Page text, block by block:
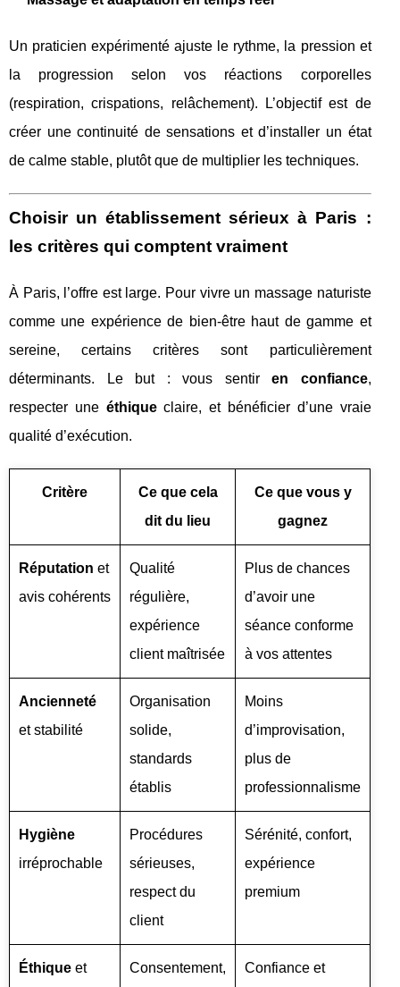
Un praticien expérimenté ajuste le rythme, la pression et
la progression selon vos réactions corporelles
(respiration, crispations, relâchement). L’objectif est de
créer une continuité de sensations et d’installer un état
de calme stable, plutôt que de multiplier les techniques.
Choisir un établissement sérieux à Paris :
les critères qui comptent vraiment
À Paris, l’offre est large. Pour vivre un massage naturiste
comme une expérience de bien-être haut de gamme et
sereine, certains critères sont particulièrement
déterminants. Le but : vous sentiren confiance,
respecter une éthiqueclaire, et bénéficier d’une vraie
qualité d’exécution.
Critère
Ce que cela
dit du lieu
Ce que vous y
gagnez
Réputation et
avis cohérents
Qualité
régulière,
expérience
client maîtrisée
Plus de chances
d’avoir une
séance conforme
à vos attentes
Ancienneté
et stabilité
Organisation
solide,
standards
établis
Moins
d’improvisation,
plus de
professionnalisme
Hygiène
irréprochable
Procédures
sérieuses,
respect du
client
Sérénité, confort,
expérience
premium
Éthique et
Consentement,
Confiance et